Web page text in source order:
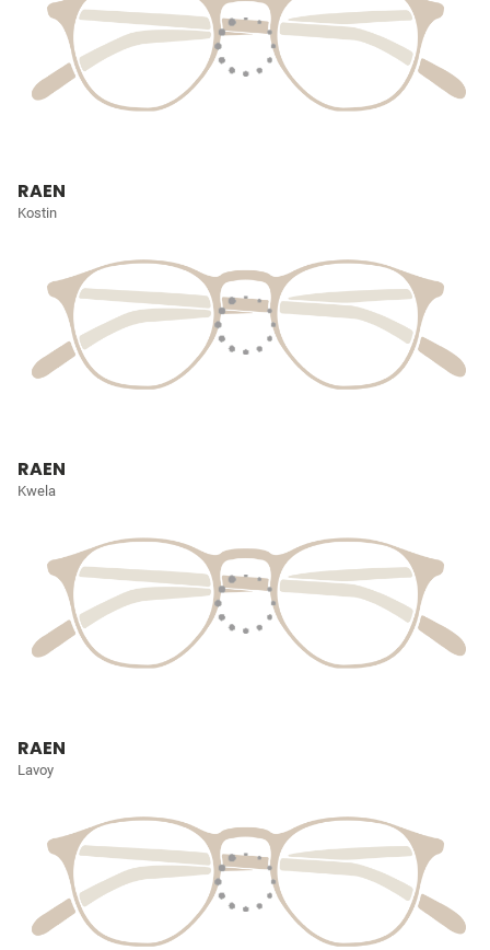
RAEN
Kostin
RAEN
Kwela
RAEN
Lavoy